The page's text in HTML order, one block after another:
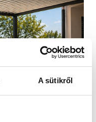
A sütikről